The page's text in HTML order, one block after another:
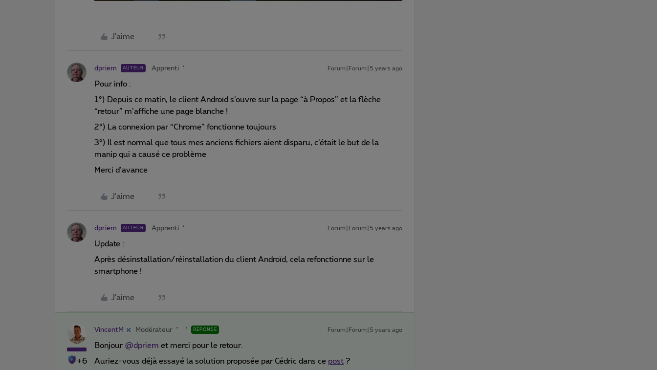
J'aime
dpriem AUTEUR Apprenti Forum|Forum|5 years ago
Pour info :
1°) Depuis ce matin, le client Androïd s’ouvre sur la page “à Propos” et la flèche
“retour” m’affiche une page blanche !
2°) La connexion par “Chrome” fonctionne toujours
3°) Il est normal que tous mes anciens fichiers aient disparu, c’était le but de la
manip qui a causé ce problème
Merci d’avance
J'aime
dpriem AUTEUR Apprenti Forum|Forum|5 years ago
Update :
Après désinstallation/réinstallation du client Androïd, cela refonctionne sur le
smartphone !
J'aime
+6
VincentM Modérateur RÉPONSE Forum|Forum|5 years ago
Bonjour @dpriem et merci pour le retour.
Auriez-vous déjà essayé la solution proposée par Cédric dans ce post ?